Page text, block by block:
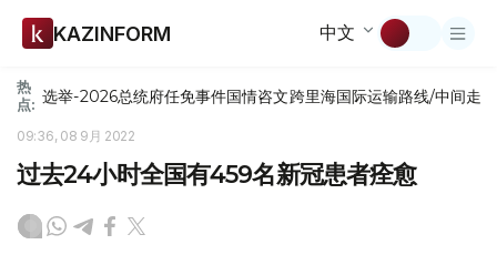
KAZINFORM 中文
热
点: 选举-2026总统府任免事件国情咨文跨里海国际运输路线/中间走廊
09:36, 08 9月 2022
过去24小时全国有459名新冠患者痊愈